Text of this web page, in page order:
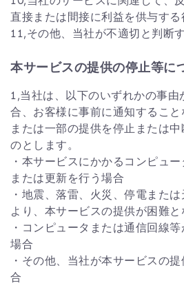
直接または間接に利益を供与する
11,その他、当社が不適切と判断
本サービスの提供の停止等に
1,当社は、以下のいずれかの事由
合、お客様に事前に通知するこ
または一部の提供を停止または
のとします。
・本サービスにかかるコンピュ
または更新を行う場合
・地震、落雷、火災、停電また
より、本サービスの提供が困難
・コンピュータまたは通信回線
場合
・その他、当社が本サービスの
合